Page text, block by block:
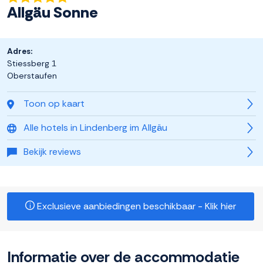
Allgäu Sonne
Toon op kaart
Alle hotels in Lindenberg im Allgäu
Bekijk reviews
Adres:
Stiessberg 1
Oberstaufen
Exclusieve aanbiedingen beschikbaar - Klik hier
Informatie over de accommodatie